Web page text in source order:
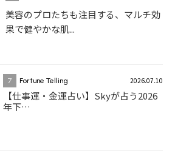
美容のプロたちも注目する、マルチ効
果で健やかな肌...
7 Fortune Telling 2026.07.10
【仕事運・金運占い】Skyが占う2026
年下…